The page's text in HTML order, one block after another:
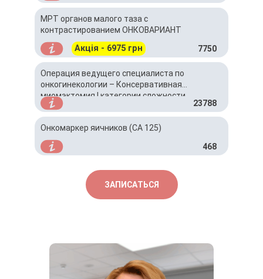
МРТ органов малого таза с
контрастированием ОНКОВАРИАНТ
Акція - 6975 грн 7750
Операция ведущего специалиста по
онкогинекологии – Консервативная
миомэктомия I категории сложности
лапароскопическая (без стоимости ПГД)23788
Онкомаркер яичников (СА 125)
468
ЗАПИСАТЬСЯ